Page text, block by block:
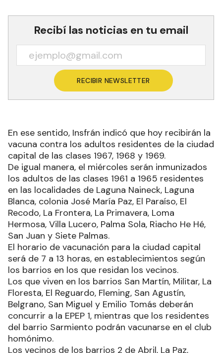
Recibí las noticias en tu email
RECIBIR NEWSLETTER
En ese sentido, Insfrán indicó que hoy recibirán la
vacuna contra los adultos residentes de la ciudad
capital de las clases 1967, 1968 y 1969.
De igual manera, el miércoles serán inmunizados
los adultos de las clases 1961 a 1965 residentes
en las localidades de Laguna Naineck, Laguna
Blanca, colonia José María Paz, El Paraíso, El
Recodo, La Frontera, La Primavera, Loma
Hermosa, Villa Lucero, Palma Sola, Riacho He Hé,
San Juan y Siete Palmas.
El horario de vacunación para la ciudad capital
será de 7 a 13 horas, en establecimientos según
los barrios en los que residan los vecinos.
Los que viven en los barrios San Martín, Militar, La
Floresta, El Reguardo, Fleming, San Agustín,
Belgrano, San Miguel y Emilio Tomás deberán
concurrir a la EPEP 1, mientras que los residentes
del barrio Sarmiento podrán vacunarse en el club
homónimo.
Los vecinos de los barrios 2 de Abril, La Paz,